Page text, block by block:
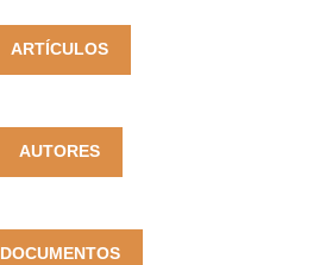
ARTÍCULOS
AUTORES
DOCUMENTOS